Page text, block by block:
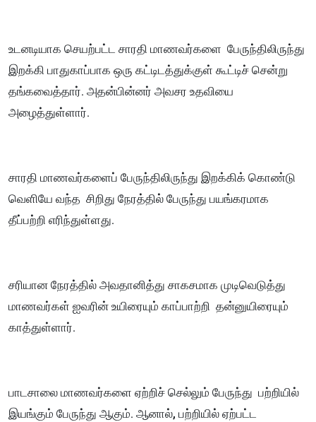
உடனடியாக செயற்பட்ட சாரதி மாணவர்களை பேருந்திலிருந்து
இறக்கி பாதுகாப்பாக ஒரு கட்டிடத்துக்குள் கூட்டிச் சென்று
தங்கவைத்தார். அதன்பின்னர் அவசர உதவியை
அழைத்துள்ளார்.
சாரதி மாணவர்களைப் பேருந்திலிருந்து இறக்கிக் கொண்டு
வெளியே வந்த சிறிது நேரத்தில் பேருந்து பயங்கரமாக
தீப்பற்றி எரிந்துள்ளது.
சரியான நேரத்தில் அவதானித்து சாகசமாக முடிவெடுத்து
மாணவர்கள் ஐவரின் உயிரையும் காப்பாற்றி தன்னுயிரையும்
காத்துள்ளார்.
பாடசாலை மாணவர்களை ஏற்றிச் செல்லும் பேருந்து பற்றியில்
இயங்கும் பேருந்து ஆகும். ஆனால், பற்றியில் ஏற்பட்ட